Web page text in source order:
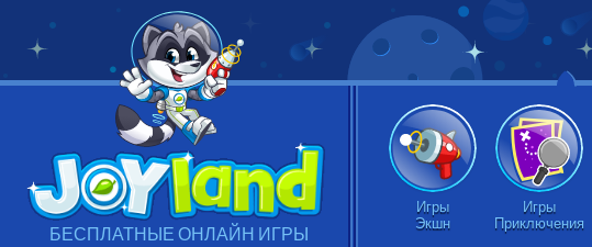
БЕСПЛАТНЫЕ ОНЛАЙН ИГРЫ
Игры
Экшн
Игры
Приключения